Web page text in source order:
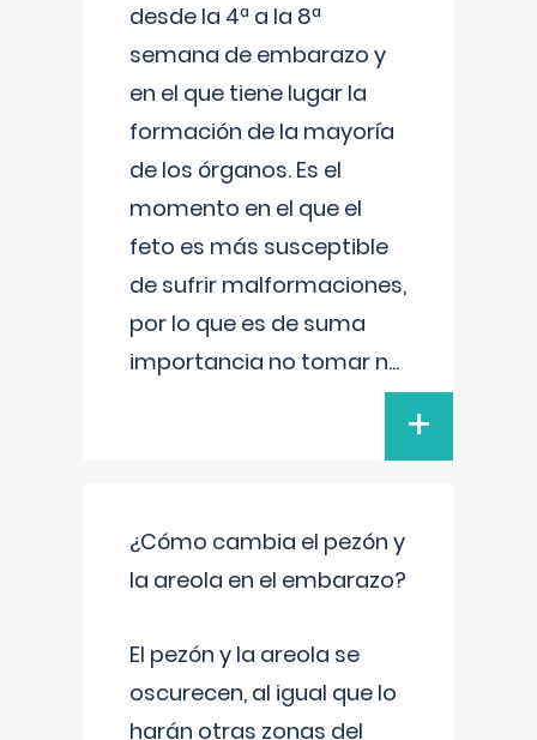
desde la 4ª a la 8ª
semana de embarazo y
en el que tiene lugar la
formación de la mayoría
de los órganos. Es el
momento en el que el
feto es más susceptible
de sufrir malformaciones,
por lo que es de suma
importancia no tomar n...
+
¿Cómo cambia el pezón y
la areola en el embarazo?
El pezón y la areola se
oscurecen, al igual que lo
harán otras zonas del